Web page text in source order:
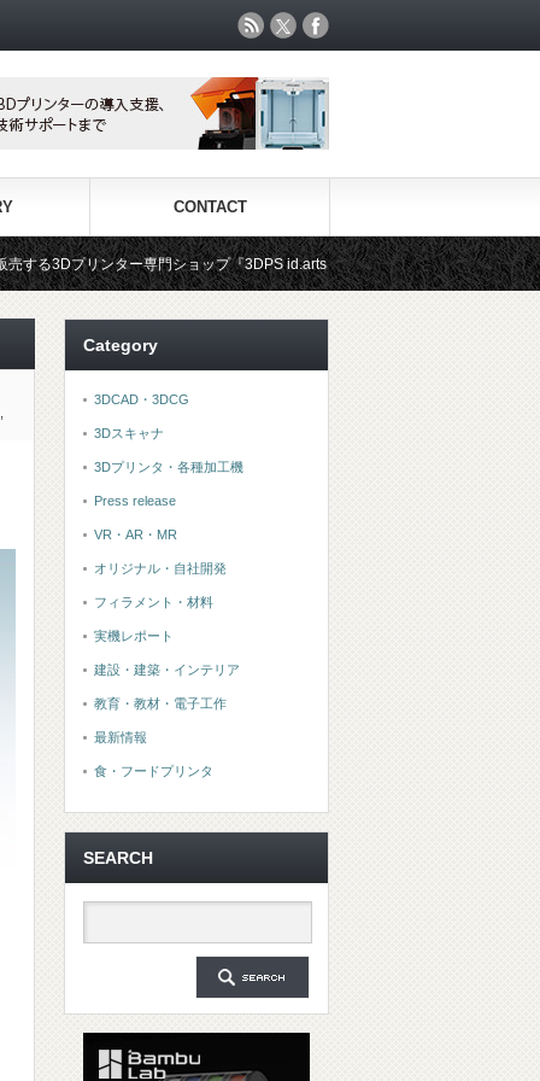
CONTACT
門ショップ『3DPS id.arts』 3Dプリンタ用材料専門ショップ『
Category
3DCAD・3DCG
3Dスキャナ
3Dプリンタ・各種加工機
Press release
VR・AR・MR
オリジナル・自社開発
フィラメント・材料
実機レポート
建設・建築・インテリア
教育・教材・電子工作
最新情報
食・フードプリンタ
SEARCH